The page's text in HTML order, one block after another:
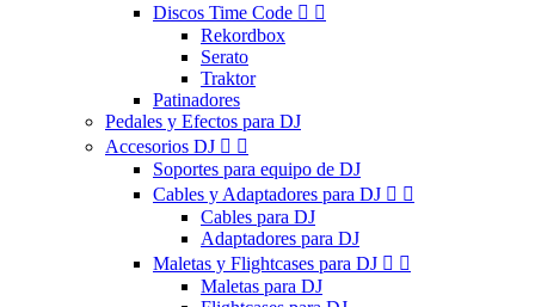
Discos Time Code  
Rekordbox
Serato
Traktor
Patinadores
Pedales y Efectos para DJ
Accesorios DJ  
Soportes para equipo de DJ
Cables y Adaptadores para DJ  
Cables para DJ
Adaptadores para DJ
Maletas y Flightcases para DJ  
Maletas para DJ